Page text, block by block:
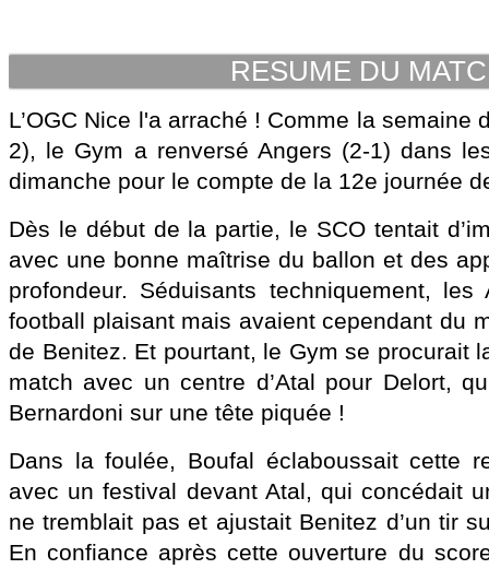
RESUME DU
L’OGC Nice l'a arraché ! Comme la semaine
2), le Gym a renversé Angers (2-1) dans
dimanche pour le compte de la 12e journée
Dès le début de la partie, le SCO tentait
avec une bonne maîtrise du ballon et des
profondeur. Séduisants techniquement,
football plaisant mais avaient cependant du
de Benitez. Et pourtant, le Gym se procurait
match avec un centre d’Atal pour Delort,
Bernardoni sur une tête piquée !
Dans la foulée, Boufal éclaboussait cette
avec un festival devant Atal, qui concédait
ne tremblait pas et ajustait Benitez d’un tir
En confiance après cette ouverture du